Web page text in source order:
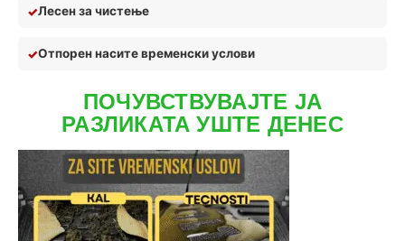
Лесен за чистење
Отпорен насите временски услови
ПОЧУВСТВУВАЈТЕ ЈА
РАЗЛИКАТА УШТЕ ДЕНЕС